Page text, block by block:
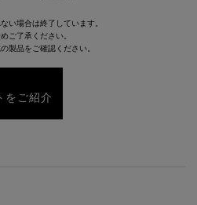
い場合は終了しています。
ご了承ください。
製品をご確認ください。
をご紹介